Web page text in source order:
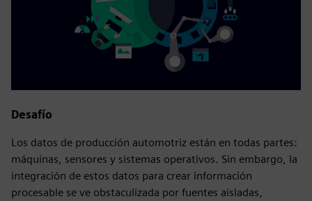
Desafío
Los datos de producción automotriz están en todas partes:
máquinas, sensores y sistemas operativos. Sin embargo, la
integración de estos datos para crear información
procesable se ve obstaculizada por fuentes aisladas,